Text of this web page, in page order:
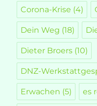
Corona-Krise (4)
Dein Weg (18)
Dieter Broers (10)
DNZ-
Erwachen (5) es